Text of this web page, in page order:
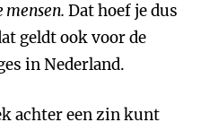
mensen. Dat hoef je dus
geldt ook voor de
in Nederland.
achter een zin kunt